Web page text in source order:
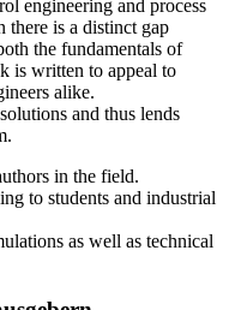
engineering and process
there is a distinct gap
the fundamentals of
is written to appeal to
alike.
and thus lends
in the field.
to students and industrial
as well as technical